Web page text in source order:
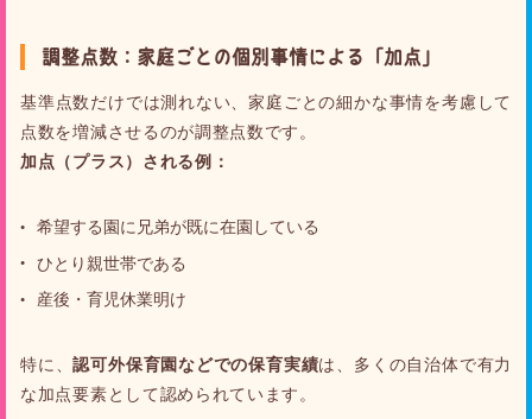
調整点数：家庭ごとの個別事情による「加点」
基準点数だけでは測れない、家庭ごとの細かな事情を考慮して
点数を増減させるのが調整点数です。
加点（プラス）される例：
希望する園に兄弟が既に在園している
ひとり親世帯である
産後・育児休業明け
特に、認可外保育園などでの保育実績は、多くの自治体で有力
な加点要素として認められています。